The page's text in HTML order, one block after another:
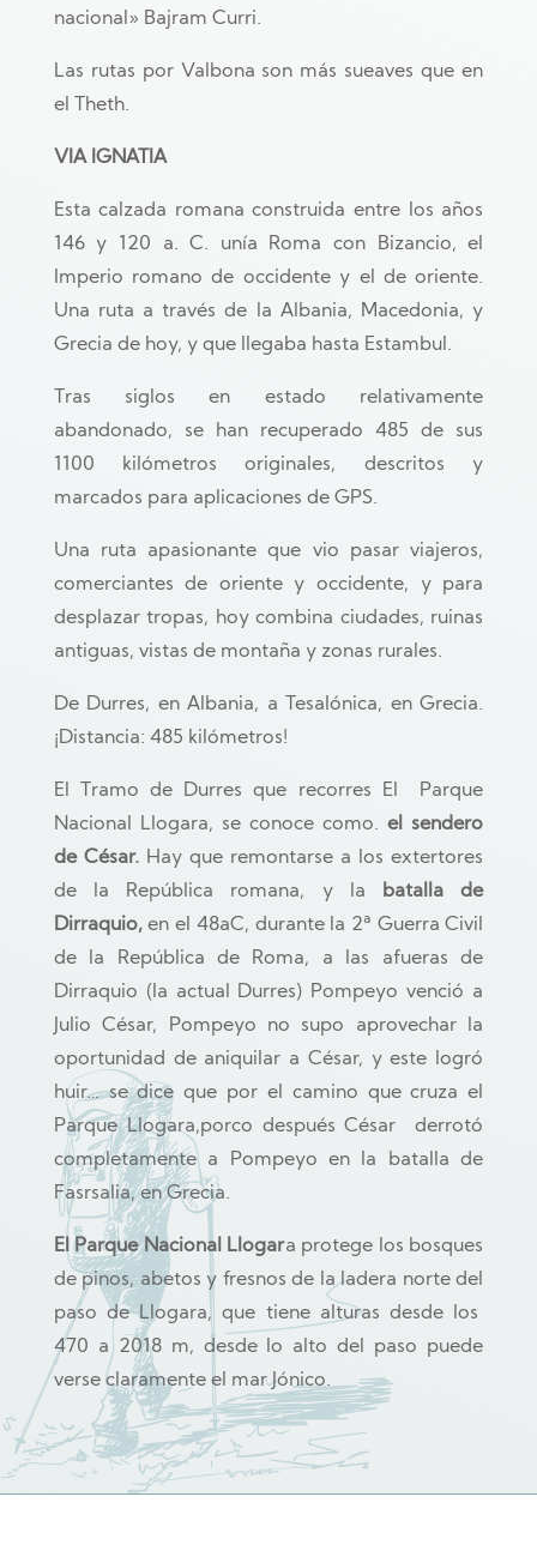
nacional» Bajram Curri.
Las rutas por Valbona son más sueaves que en
el Theth.
VIA IGNATIA
Esta calzada romana construida entre los años
146 y 120 a. C. unía Roma con Bizancio, el
Imperio romano de occidente y el de oriente.
Una ruta a través de la Albania, Macedonia, y
Grecia de hoy, y que llegaba hasta Estambul.
Tras siglos en estado relativamente
abandonado, se han recuperado 485 de sus
1100 kilómetros originales, descritos y
marcados para aplicaciones de GPS.
Una ruta apasionante que vio pasar viajeros,
comerciantes de oriente y occidente, y para
desplazar tropas, hoy combina ciudades, ruinas
antiguas, vistas de montaña y zonas rurales.
De Durres, en Albania, a Tesalónica, en Grecia.
¡Distancia: 485 kilómetros!
El Tramo de Durres que recorres El Parque
Nacional Llogara, se conoce como.el sendero
de César.Hay que remontarse a los extertores
de la República romana, y la batalla de
Dirraquio,en el 48aC, durante la 2ª Guerra Civil
de la República de Roma, a las afueras de
Dirraquio (la actual Durres) Pompeyo venció a
Julio César, Pompeyo no supo aprovechar la
oportunidad de aniquilar a César, y este logró
huir… se dice que por el camino que cruza el
Parque Llogara,porco después César derrotó
completamente a Pompeyo en la batalla de
Fasrsalia, en Grecia.
El Parque Nacional Llogara protege los bosques
de pinos, abetos y fresnos de la ladera norte del
paso de Llogara, que tiene alturas desde los
470 a 2018 m, desde lo alto del paso puede
verse claramente el mar Jónico.